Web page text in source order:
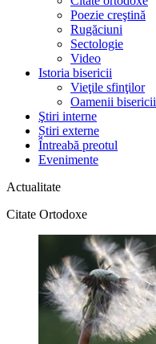
Poezie creştină
Rugăciuni
Sectologie
Video
Istoria bisericii
Vieţile sfinţilor
Oamenii bisericii
Ştiri interne
Știri externe
Întreabă preotul
Evenimente
Actualitate
Citate Ortodoxe